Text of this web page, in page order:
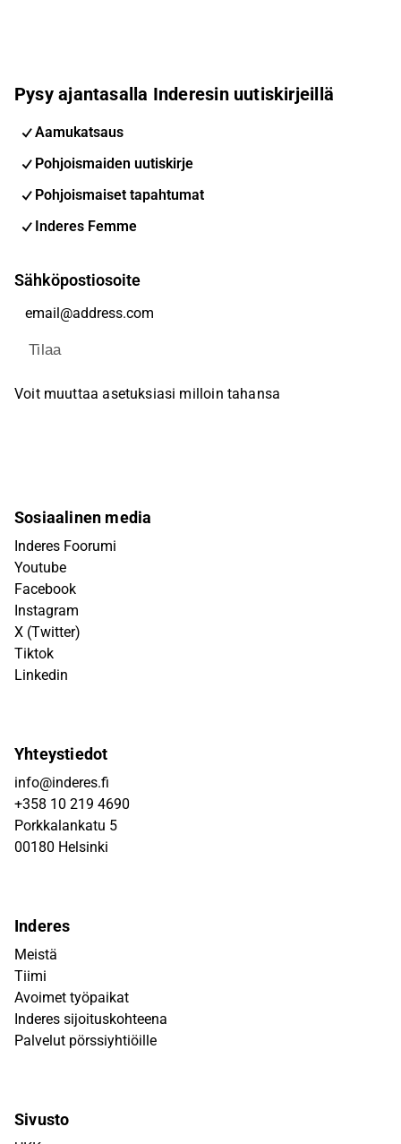
Pysy ajantasalla Inderesin uutiskirjeillä
Aamukatsaus
Pohjoismaiden uutiskirje
Pohjoismaiset tapahtumat
Inderes Femme
Sähköpostiosoite
Tilaa
Voit muuttaa asetuksiasi milloin tahansa
Sosiaalinen media
Inderes Foorumi
Youtube
Facebook
Instagram
X (Twitter)
Tiktok
Linkedin
Yhteystiedot
info@inderes.fi
+358 10 219 4690
Porkkalankatu 5
00180 Helsinki
Inderes
Meistä
Tiimi
Avoimet työpaikat
Inderes sijoituskohteena
Palvelut pörssiyhtiöille
Sivusto